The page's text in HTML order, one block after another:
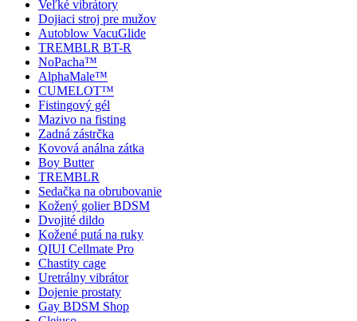
Veľké vibrátory
Dojiaci stroj pre mužov
Autoblow VacuGlide
TREMBLR BT-R
NoPacha™
AlphaMale™
CUMELOT™
Fistingový gél
Mazivo na fisting
Zadná zástrčka
Kovová análna zátka
Boy Butter
TREMBLR
Sedačka na obrubovanie
Kožený golier BDSM
Dvojité dildo
Kožené putá na ruky
QIUI Cellmate Pro
Chastity cage
Uretrálny vibrátor
Dojenie prostaty
Gay BDSM Shop